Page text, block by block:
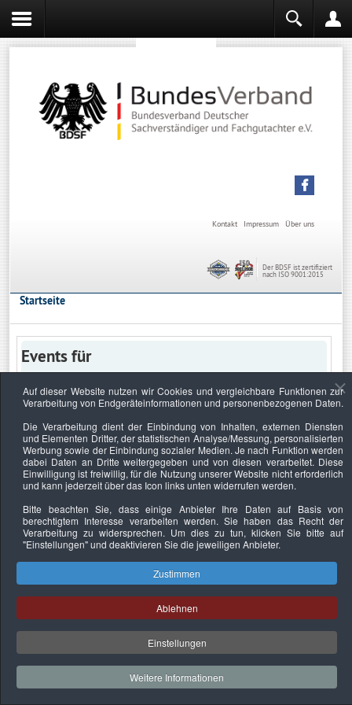
Über uns
Impressum
Kontakt
Der BDSF ist zertifiziert
nach ISO 9001:2015
Startseite
Events für
Keine Termine
Datenschutzerklärung Urheberrechtsnachweise Nachhaltigkeit
Copyright © 2026. Bundesverband Deutscher
Sachverständiger und Fachgutachter e.V..
Auf dieser Website nutzen wir Cookies und vergleichbare Funktionen zur
Verarbeitung von Endgeräteinformationen und personenbezogenen Daten.
Die Verarbeitung dient der Einbindung von Inhalten, externen Diensten
und Elementen Dritter, der statistischen Analyse/Messung, personalisierten
Werbung sowie der Einbindung sozialer Medien. Je nach Funktion werden
dabei Daten an Dritte weitergegeben und von diesen verarbeitet. Diese
Einwilligung ist freiwillig, für die Nutzung unserer Website nicht erforderlich
und kann jederzeit über das Icon links unten widerrufen werden.
Bitte beachten Sie, dass einige Anbieter Ihre Daten auf Basis von
berechtigtem Interesse verarbeiten werden. Sie haben das Recht der
Verarbeitung zu widersprechen. Um dies zu tun, klicken Sie bitte auf
"Einstellungen"und deaktivieren Sie die jeweiligen Anbieter.
Zustimmen
Ablehnen
Einstellungen
Weitere Informationen